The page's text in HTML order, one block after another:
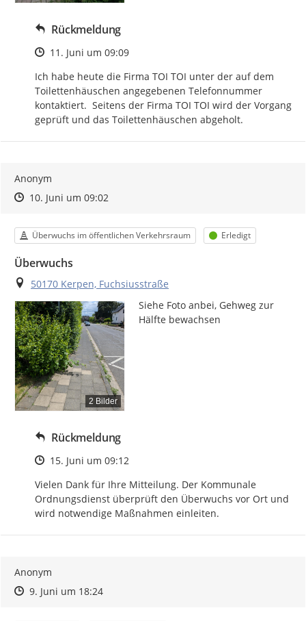
Rückmeldung
Zeitpunkt des Erstellens
11. Juni um 09:09
Ich habe heute die Firma TOI TOI unter der auf dem
Toilettenhäuschen angegebenen Telefonnummer
kontaktiert.  Seitens der Firma TOI TOI wird der Vorgang
geprüft und das Toilettenhäuschen abgeholt.
Anonym
Zeitpunkt des Erstellens
Zeitpunkt des Erstellens
10. Juni um 09:02Zur Äußerung
Kategorie
Überwuchs im öffentlichen Verkehrsraum Status
Erledigt
Überwuchs
Ort
50170 Kerpen, Fuchsiusstraße
2 Bilder
Siehe Foto anbei, Gehweg zur
Hälfte bewachsen
Rückmeldung
Zeitpunkt des Erstellens
15. Juni um 09:12
Vielen Dank für Ihre Mitteilung. Der Kommunale
Ordnungsdienst überprüft den Überwuchs vor Ort und
wird notwendige Maßnahmen einleiten.
Anonym
Zeitpunkt des Erstellens
Zeitpunkt des Erstellens
9. Juni um 18:24Zur Äußerung